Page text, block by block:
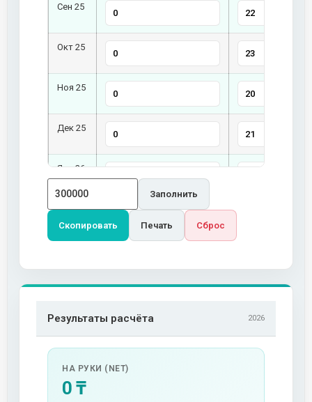
Сен 25
Окт 25
Ноя 25
Дек 25
Янв 26
Фев 26
Апр 26
Июн 26
Заполнить
Скопировать Печать Сброс
Результаты расчёта 2026
НА РУКИ (NET)
0 ₸